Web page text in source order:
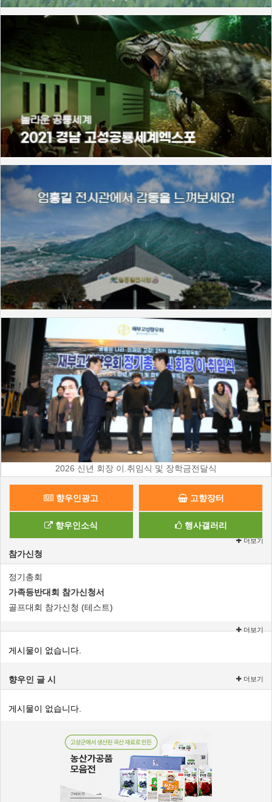
2026 신년 회장 이.취임식 및 장학금전달식
향우인광고 고향장터
향우인소식 행사갤러리
참가신청
정기총회
가족등반대회 참가신청서
골프대회 참가신청 (테스트)
더보기
게시물이 없습니다.
더보기
향우인 글 시
게시물이 없습니다.
더보기